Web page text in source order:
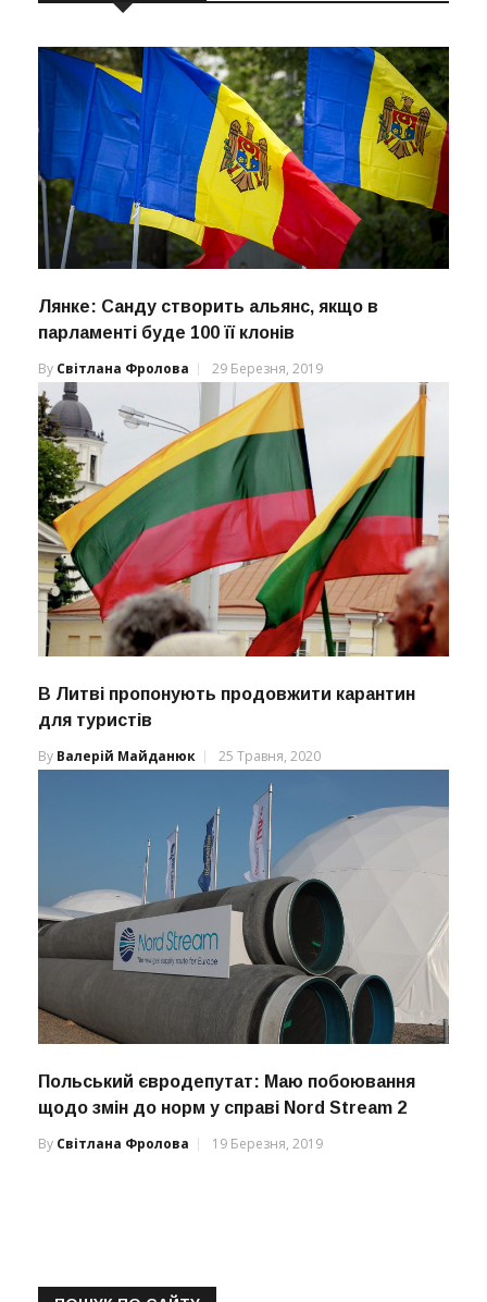
Лянке: Санду створить альянс, якщо в
парламенті буде 100 її клонів
By Світлана Фролова 29 Березня, 2019
В Литві пропонують продовжити карантин
для туристів
By Валерій Майданюк 25 Травня, 2020
Польський євродепутат: Маю побоювання
щодо змін до норм у справі Nord Stream 2
By Світлана Фролова 19 Березня, 2019